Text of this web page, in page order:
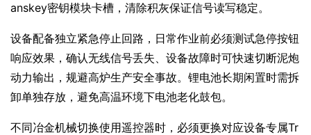
anskey密钥模块卡槽，清除积灰保证信号读写稳定。
设备配备独立紧急停止回路，日常作业前必须测试急停按钮
响应效果，确认无线信号丢失、设备故障时可快速切断泥炮
动力输出，规避高炉生产安全事故。锂电池长期闲置时需拆
卸单独存放，避免高温环境下电池老化鼓包。
不同冶金机械切换使用遥控器时，必须更换对应设备专属Tr